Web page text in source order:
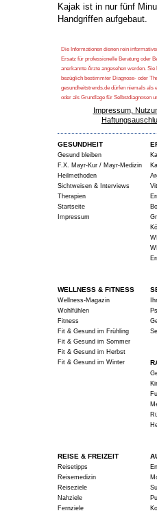
Kajak ist in nur fünf
Handgriffen aufgebaut.
Die Informationen dienen rein
Ersatz für professionelle Beratung oder
anerkannte Ärzte angesehen werden.
bezüglich bestimmter Diagnose- oder
gesundheitstrends.de dürfen niemals als
oder als Grundlage für Selbstdiagnosen
Impressum,
GESUNDHEIT
Gesund bleiben
F.X. Mayr-Kur / Mayr-Medizin
Heilmethoden
Sichtweisen & Interviews
Therapien
Startseite
Impressum
WELLNESS & FITNESS
Wellness-Magazin
Wohlfühlen
Fitness
Fit & Gesund im Frühling
Fit & Gesund im Sommer
Fit & Gesund im Herbst
Fit & Gesund im Winter
REISE & FREIZEIT
Reisetipps
Reisemedizin
Reiseziele
Nahziele
Fernziele